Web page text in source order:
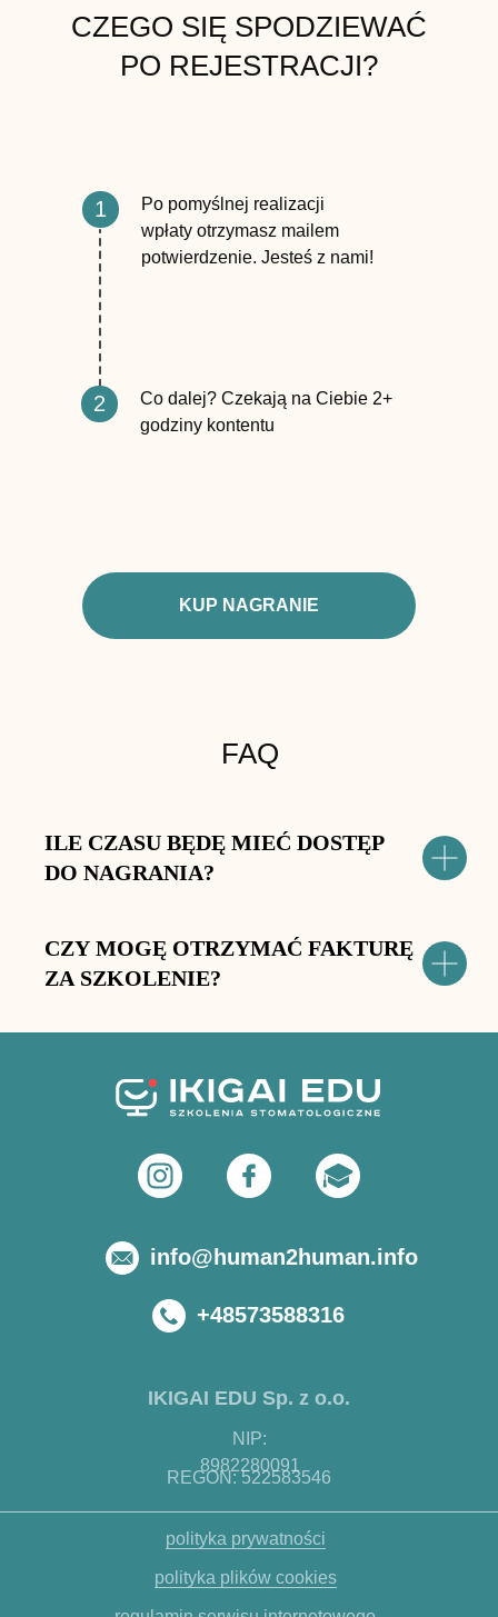
CZEGO SIĘ SPODZIEWAĆ
PO REJESTRACJI?
Po pomyślnej realizacji
wpłaty otrzymasz mailem
potwierdzenie. Jesteś z nami!
1
Co dalej? Czekają na Ciebie 2+
godziny kontentu
2
KUP NAGRANIE
FAQ
ILE CZASU BĘDĘ MIEĆ DOSTĘP
DO NAGRANIA?
CZY MOGĘ OTRZYMAĆ FAKTURĘ
ZA SZKOLENIE?
info@human2human.info
NIP:
8982280091
+48573588316
REGON: 522583546
polityka prywatności
polityka plików cookies
IKIGAI EDU Sp. z o.o.